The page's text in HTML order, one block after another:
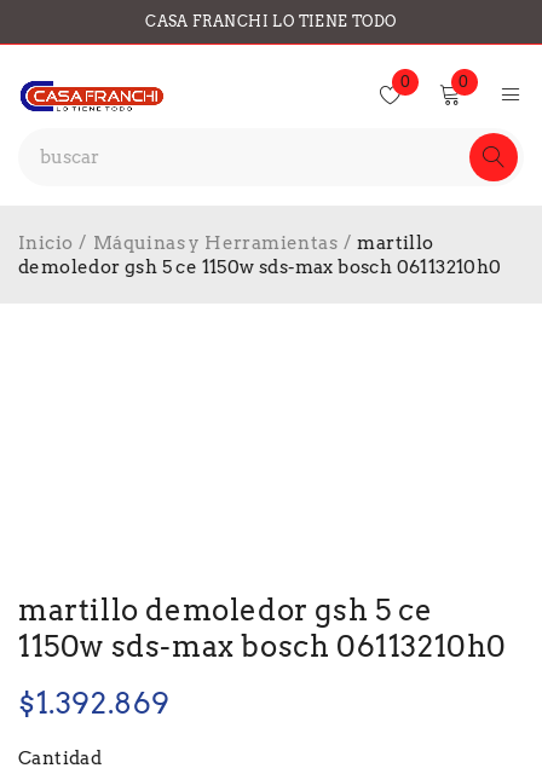
CASA FRANCHI LO TIENE TODO
0 0
Inicio / Máquinas y Herramientas / martillo
demoledor gsh 5 ce 1150w sds-max bosch 06113210h0
martillo demoledor gsh 5 ce
1150w sds-max bosch 06113210h0
$1.392.869
Cantidad